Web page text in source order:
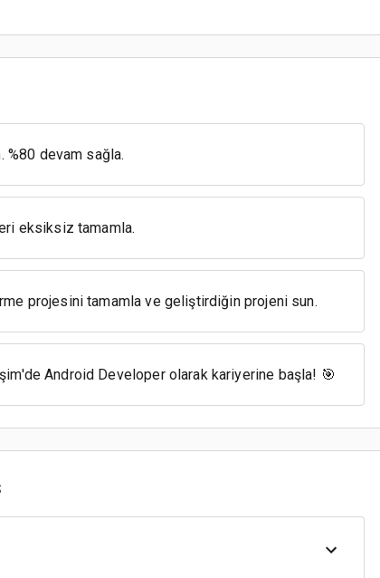
devam sağla.
eksiksiz tamamla.
projesini tamamla ve geliştirdiğin projeni sun.
Android Developer olarak kariyerine başla! 🎯